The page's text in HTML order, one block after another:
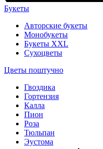
Букеты
Авторские букеты
Монобукеты
Букеты XXL
Сухоцветы
Цветы поштучно
Гвоздика
Гортензия
Калла
Пион
Роза
Тюльпан
Эустома